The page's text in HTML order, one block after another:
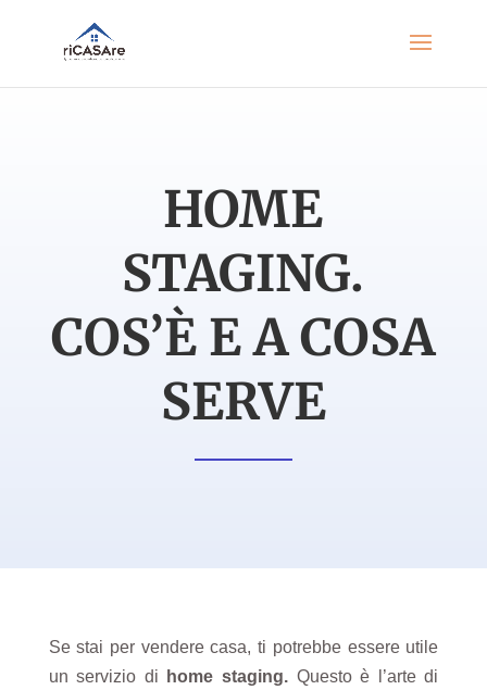
HOME
STAGING.
COS’È E A COSA
SERVE
Se stai per vendere casa, ti potrebbe essere utile
un servizio di
home staging. Questo è l’arte di